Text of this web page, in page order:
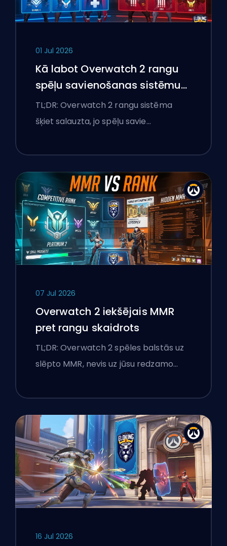
01 Jul 2026
Kā labot Overwatch 2 rangu
spēļu savienošanas sistēmu
un pārlieku izteiktas spēles
TL;DR: Overwatch 2 rangu sistēma
šķiet salauzta, jo spēļu savie…
07 Jul 2026
Overwatch 2 iekšējais MMR
pret rangu skaidrots
TL;DR: Overwatch 2 spēles balstās uz
slēpto MMR, nevis uz jūsu redzamo…
16 Jul 2026